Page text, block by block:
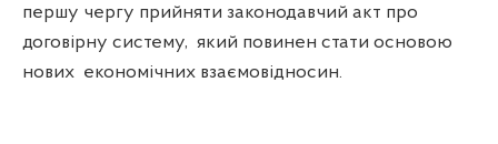
першу чергу прийняти законодавчий акт про
договірну систему, який повинен стати основою
нових економічних взаємовідносин.